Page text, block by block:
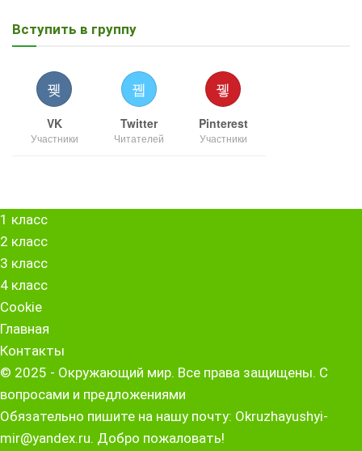
Вступить в группу
VK
Участники
Twitter
Читателей
Pinterest
Участники
1 класс
2 класс
3 класс
4 класс
Cookie
Главная
Контакты
© 2025 - Окружающий мир. Все права защищены. С
вопросами и предложениями
Обязательно пишите на нашу почту: Okruzhayushyi-
mir@yandex.ru. Добро пожаловать!